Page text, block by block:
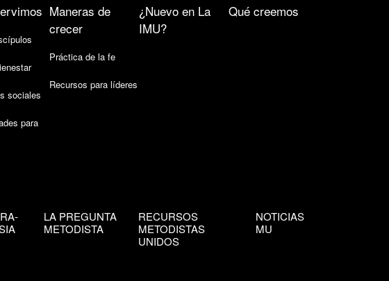
sociales
para
Maneras de
crecer
Práctica de la fe
Recursos para líderes
¿Nuevo en La
IMU?
Qué creemos
LA PREGUNTA
METODISTA
RECURSOS
METODISTAS
UNIDOS
NOTICIAS
MU